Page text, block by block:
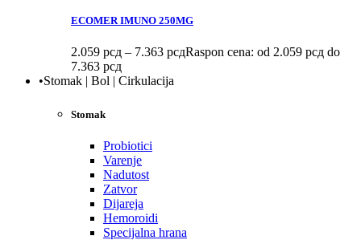
ECOMER IMUNO 250MG
2.059 рсд – 7.363 рсдRaspon cena: od 2.059 рсд do
7.363 рсд
•Stomak | Bol | Cirkulacija
Stomak
Probiotici
Varenje
Nadutost
Zatvor
Dijareja
Hemoroidi
Specijalna hrana